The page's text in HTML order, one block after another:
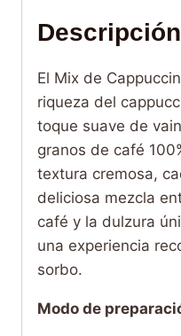
Descripción
El Mix de
riqueza del
toque suave de
granos de café
textura cremosa,
deliciosa mezcla
café y la dulzura
una experiencia
sorbo.
Modo de